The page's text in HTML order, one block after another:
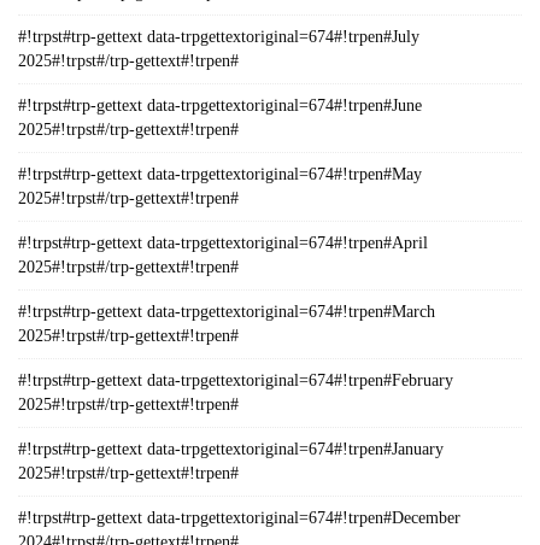
#!trpst#trp-gettext data-trpgettextoriginal=674#!trpen#July
2025#!trpst#/trp-gettext#!trpen#
#!trpst#trp-gettext data-trpgettextoriginal=674#!trpen#June
2025#!trpst#/trp-gettext#!trpen#
#!trpst#trp-gettext data-trpgettextoriginal=674#!trpen#May
2025#!trpst#/trp-gettext#!trpen#
#!trpst#trp-gettext data-trpgettextoriginal=674#!trpen#April
2025#!trpst#/trp-gettext#!trpen#
#!trpst#trp-gettext data-trpgettextoriginal=674#!trpen#March
2025#!trpst#/trp-gettext#!trpen#
#!trpst#trp-gettext data-trpgettextoriginal=674#!trpen#February
2025#!trpst#/trp-gettext#!trpen#
#!trpst#trp-gettext data-trpgettextoriginal=674#!trpen#January
2025#!trpst#/trp-gettext#!trpen#
#!trpst#trp-gettext data-trpgettextoriginal=674#!trpen#December